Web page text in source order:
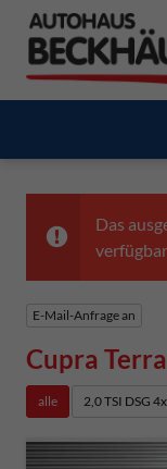
Das
E-Mail-Anfrage an
Cupra
alle 2,0 TSI DSG